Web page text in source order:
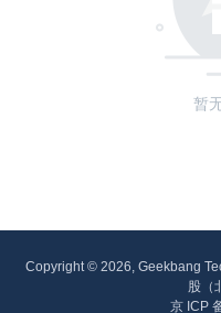
暂
Copyright © 2026, Geekbang
股（
京 ICP